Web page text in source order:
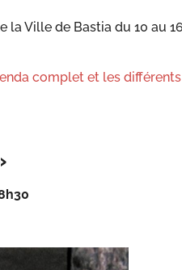
la Ville de Bastia du 10 au 16
complet et les différents